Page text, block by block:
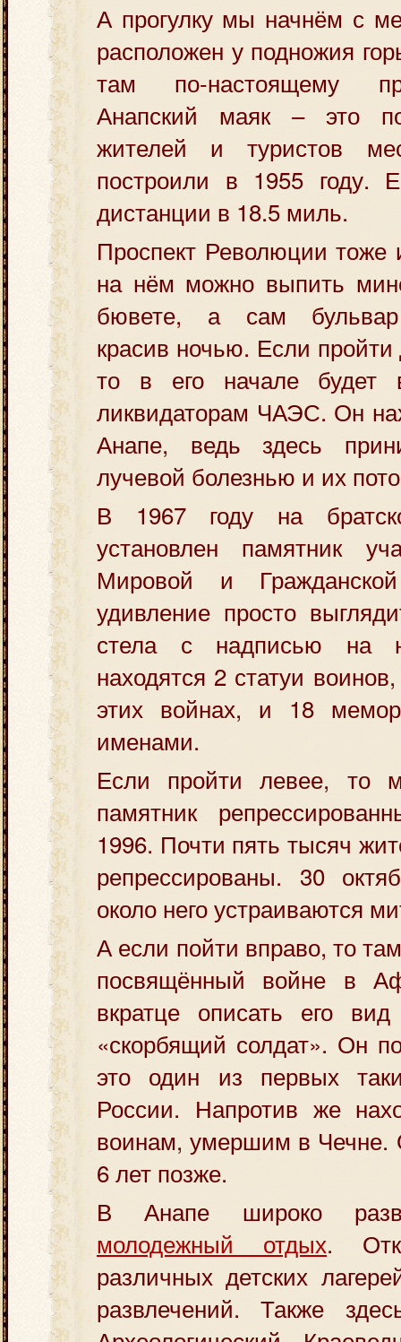
А прогулку мы начнём с
расположен у подножия
там по-настоящему
Анапский маяк – это
жителей и туристов
построили в 1955 году.
дистанции в 18.5 миль.
Проспект Революции тоже
на нём можно выпить
бювете, а сам бульвар
красив ночью. Если
то в его начале будет
ликвидаторам ЧАЭС. Он
Анапе, ведь здесь
лучевой болезнью и их
В 1967 году на
установлен памятник
Мировой и
удивление просто
стела с надписью на
находятся 2 статуи
этих войнах, и 18
именами.
Если пройти левее, то
памятник
1996. Почти пять тысяч
репрессированы. 30
около него устраиваются
А если пойти вправо, то
посвящённый войне в
вкратце описать его
«скорбящий солдат». Он
это один из первых
России. Напротив же
воинам, умершим в Чечне.
6 лет позже.
В Анапе широко
молодежный отдых.
различных детских
развлечений. Также